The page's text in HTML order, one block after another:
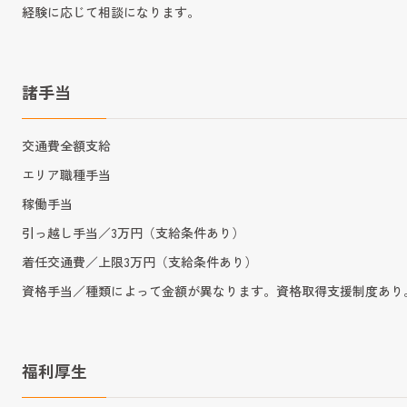
経験に応じて相談になります。
諸手当
交通費全額支給
エリア職種手当
稼働手当
引っ越し手当／3万円（支給条件あり）
着任交通費／上限3万円（支給条件あり）
資格手当／種類によって金額が異なります。資格取得支援制度あり
福利厚生